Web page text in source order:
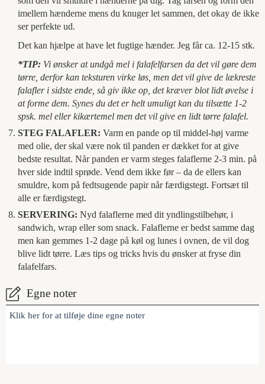
imellem hænderne mens du knuger let sammen, det okay de ikke
ser perfekte ud.
Det kan hjælpe at have let fugtige hænder. Jeg får ca. 12-15 stk.
*TIP: Vi ønsker at undgå mel i falafelfarsen da det vil gøre dem
tørre, derfor kan teksturen virke løs, men det vil give de lækreste
falafler i sidste ende, så giv ikke op, det kræver blot lidt øvelse i
at forme dem. Synes du det er helt umuligt kan du tilsætte 1-2
spsk. mel eller kikærtemel men det vil give en lidt tørre falafel.
STEG FALAFLER: Varm en pande op til middel-høj varme
med olie, der skal være nok til panden er dækket for at give
bedste resultat. Når panden er varm steges falaflerne 2-3 min. på
hver side indtil sprøde. Vend dem ikke før – da de ellers kan
smuldre, kom på fedtsugende papir når færdigstegt. Fortsæt til
alle er færdigstegt.
SERVERING: Nyd falaflerne med dit yndlingstilbehør, i
sandwich, wrap eller som snack. Falaflerne er bedst samme dag
men kan gemmes 1-2 dage på køl og lunes i ovnen, de vil dog
blive lidt tørre. Læs tips og tricks hvis du ønsker at fryse din
falafelfars.
Egne noter
Klik her for at tilføje dine egne noter